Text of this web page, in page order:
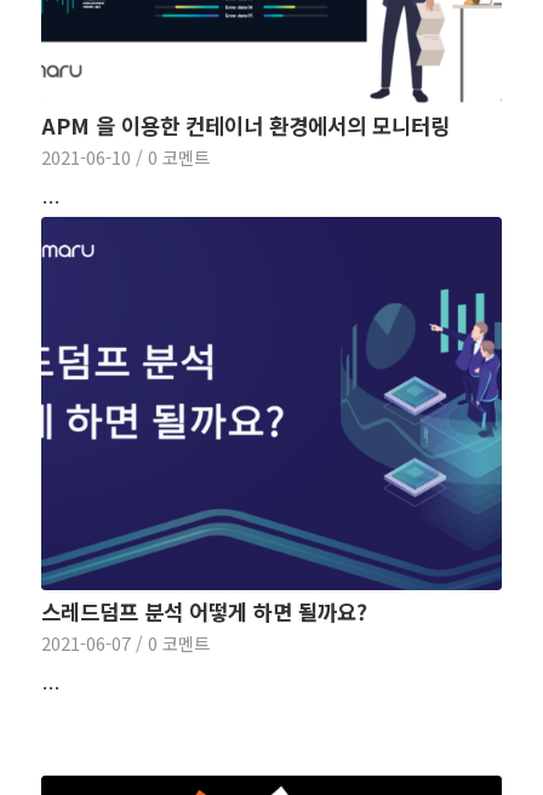
APM 을 이용한 컨테이너 환경에서의 모니터링
2021-06-10 / 0 코멘트
…
스레드덤프 분석 어떻게 하면 될까요?
2021-06-07 / 0 코멘트
…